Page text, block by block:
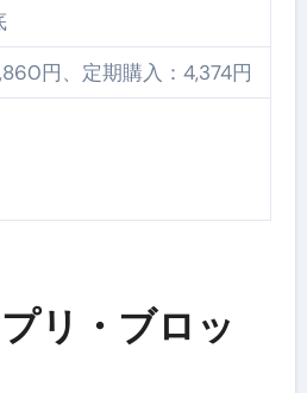
円、定期購入：4,374円
リ・ブロッ